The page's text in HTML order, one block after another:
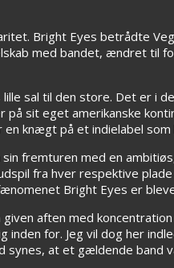
Bright Eyes betrådte
med bandet, ændret til
sal til den store. Det er i
sit eget amerikanske
knægt på et indielabel som
fremturen med en
fra hver respektive
Bright Eyes er
aften med
for. Jeg vil dog her
at et gældende band